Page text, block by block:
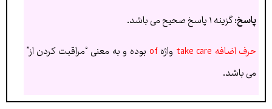
پاسخ: گزینه ۱ پاسخ صحیح می باشد.
حرف اضافه take care
واژهof
بوده و به معنی “مراقبت کردن از”
می باشد.